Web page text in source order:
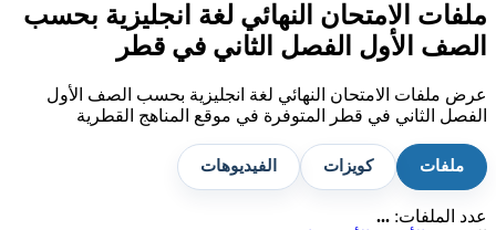
ملفات الامتحان النهائي لغة انجليزية بحسب
الصف الأول الفصل الثاني في قطر
عرض ملفات الامتحان النهائي لغة انجليزية بحسب الصف الأول
الفصل الثاني في قطر المتوفرة في موقع المناهج القطرية
ملفات كويزات الفيديوهات
عدد الملفات: ...